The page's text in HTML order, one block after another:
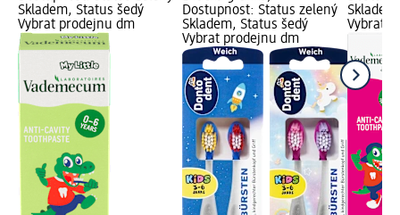
Skladem, Status šedý
Vybrat prodejnu dm
Dostupnost: Status zelený
Skladem, Status šedý
Vybrat prodejnu dm
Vybrat